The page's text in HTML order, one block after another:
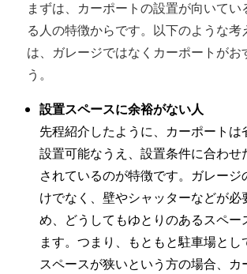
まずは、カーポートの設置が向いてい
る人の特徴からです。以下のような考
は、ガレージではなくカーポートがお
う。
設置スペースに余裕がない人
先程紹介したように、カーポートは
設置可能なうえ、設置条件に合わせ
されているのが特徴です。ガレージ
けでなく、壁やシャッターなどが必
め、どうしてもゆとりのあるスペー
ます。つまり、もともと駐車場とし
スペースが狭いという方の場合、カ